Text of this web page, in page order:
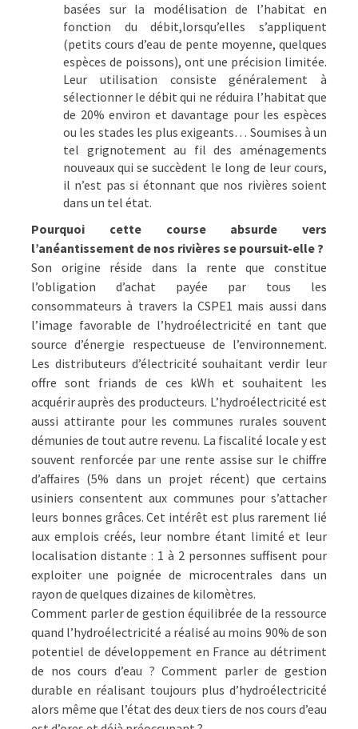
basées sur la modélisation de l’habitat en
fonction du débit,lorsqu’elles s’appliquent
(petits cours d’eau de pente moyenne, quelques
espèces de poissons), ont une précision limitée.
Leur utilisation consiste généralement à
sélectionner le débit qui ne réduira l’habitat que
de 20% environ et davantage pour les espèces
ou les stades les plus exigeants… Soumises à un
tel grignotement au fil des aménagements
nouveaux qui se succèdent le long de leur cours,
il n’est pas si étonnant que nos rivières soient
dans un tel état.
Pourquoi cette course absurde vers
l’anéantissement de nos rivières se poursuit-elle ?
Son origine réside dans la rente que constitue
l’obligation d’achat payée par tous les
consommateurs à travers la CSPE1 mais aussi dans
l’image favorable de l’hydroélectricité en tant que
source d’énergie respectueuse de l’environnement.
Les distributeurs d’électricité souhaitant verdir leur
offre sont friands de ces kWh et souhaitent les
acquérir auprès des producteurs. L’hydroélectricité est
aussi attirante pour les communes rurales souvent
démunies de tout autre revenu. La fiscalité locale y est
souvent renforcée par une rente assise sur le chiffre
d’affaires (5% dans un projet récent) que certains
usiniers consentent aux communes pour s’attacher
leurs bonnes grâces. Cet intérêt est plus rarement lié
aux emplois créés, leur nombre étant limité et leur
localisation distante : 1 à 2 personnes suffisent pour
exploiter une poignée de microcentrales dans un
rayon de quelques dizaines de kilomètres.
Comment parler de gestion équilibrée de la ressource
quand l’hydroélectricité a réalisé au moins 90% de son
potentiel de développement en France au détriment
de nos cours d’eau ? Comment parler de gestion
durable en réalisant toujours plus d’hydroélectricité
alors même que l’état des deux tiers de nos cours d’eau